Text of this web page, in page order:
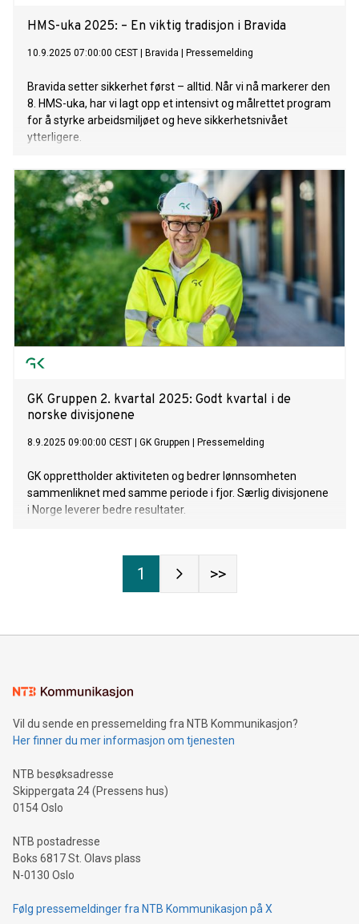
HMS-uka 2025: – En viktig tradisjon i Bravida
10.9.2025 07:00:00 CEST Bravida Pressemelding
Bravida setter sikkerhet først – alltid. Når vi nå markerer den
8. HMS-uka, har vi lagt opp et intensivt og målrettet program
for å styrke arbeidsmiljøet og heve sikkerhetsnivået
ytterligere.
GK Gruppen 2. kvartal 2025: Godt kvartal i de
norske divisjonene
8.9.2025 09:00:00 CEST GK Gruppen Pressemelding
GK opprettholder aktiviteten og bedrer lønnsomheten
sammenliknet med samme periode i fjor. Særlig divisjonene
i Norge leverer bedre resultater.
1 >>
Vil du sende en pressemelding fra NTB Kommunikasjon?
Her finner du mer informasjon om tjenesten
NTB besøksadresse
Skippergata 24 (Pressens hus)
0154 Oslo
NTB postadresse
Boks 6817 St. Olavs plass
N-0130 Oslo
Følg pressemeldinger fra NTB Kommunikasjon på X